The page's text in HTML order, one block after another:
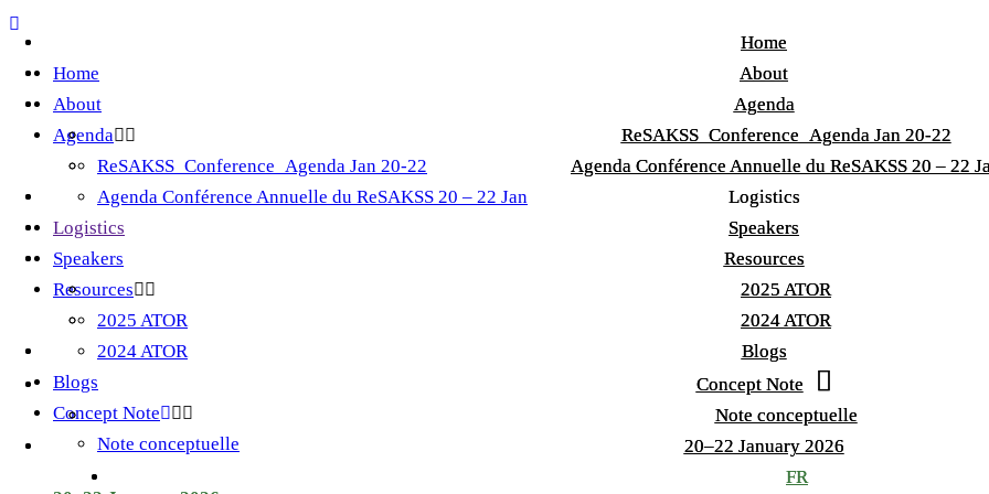
Home
About
Agenda
ReSAKSS_Conference_Agenda Jan 20-22
Agenda Conférence Annuelle du ReSAKSS 20 – 22
Logistics
Speakers
Resources
2025 ATOR
2024 ATOR
Blogs
Concept Note
Note conceptuelle
20–22 January 2026
FR
Home
About
Agenda
ReSAKSS_Conference_Agenda Jan 20-22
Agenda Conférence Annuelle du ReSAKSS 20 – 22
Logistics
Speakers
Resources
2025 ATOR
2024 ATOR
Blogs
Concept Note
Note conceptuelle
20–22 January 2026
FR
Home
About
Agenda
ReSAKSS_Conference_Agenda Jan 20-22
Agenda Conférence Annuelle du ReSAKSS 20 – 22 Jan
Logistics
Speakers
Resources
2025 ATOR
2024 ATOR
Blogs
Concept Note
Note conceptuelle